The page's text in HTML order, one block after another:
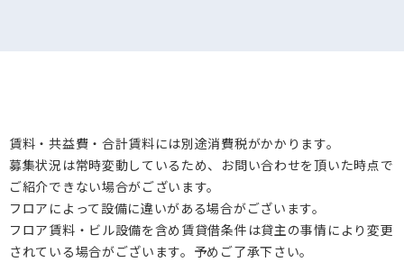
賃料・共益費・合計賃料には別途消費税がかかります。
募集状況は常時変動しているため、お問い合わせを頂いた時点で
ご紹介できない場合がございます。
フロアによって設備に違いがある場合がございます。
フロア賃料・ビル設備を含め賃貸借条件は貸主の事情により変更
されている場合がございます。予めご了承下さい。